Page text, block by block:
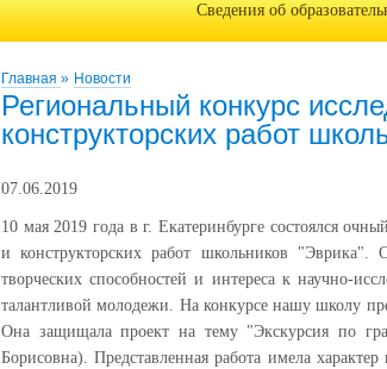
Главная » Новости
Региональный конкурс
конструкторских работ
07.06.2019
10 мая 2019 года в г. Екатеринбурге состоялся
и конструкторских работ школьников "Эврика".
творческих способностей и интереса к научно-
талантливой молодежи. На конкурсе нашу школу
Она защищала проект на тему "Экскурсия по
Борисовна). Представленная работа имела
Сведения об